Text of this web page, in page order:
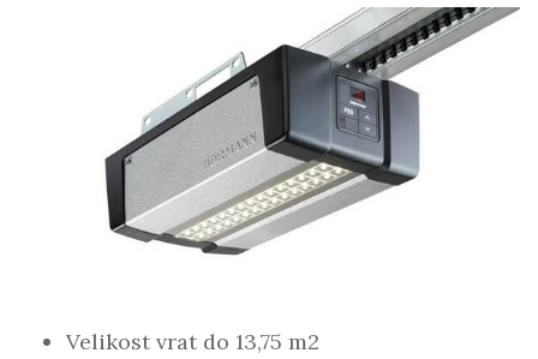
Velikost vrat do 13,75 m2